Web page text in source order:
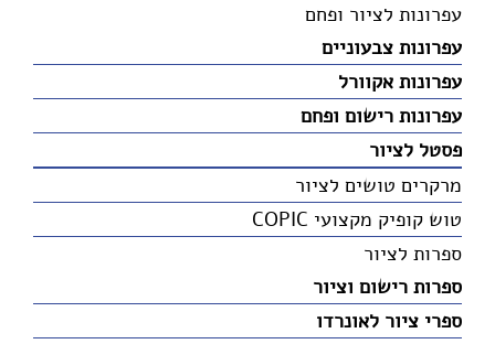
עפרונות לציור ופחם
עפרונות צבעוניים
עפרונות אקוורל
עפרונות רישום ופחם
פסטל לציור
מרקרים טושים לציור
טוש קופיק מקצועי COPIC
ספרות לציור
ספרות רישום וציור
ספרי ציור לאונרדו